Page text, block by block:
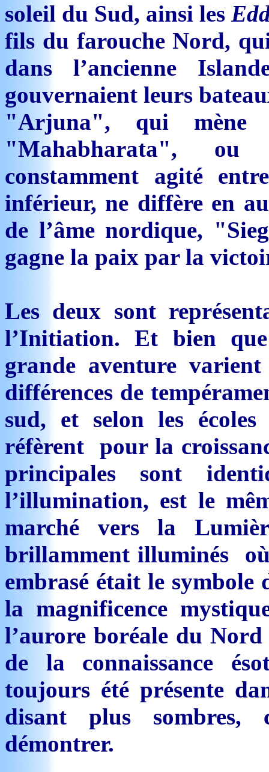
soleil du Sud, ainsi les
fils du farouche Nord,
dans l’ancienne
gouvernaient leurs
"Arjuna", qui mène
"Mahabharata",
constamment agité
inférieur, ne diffère en
de l’âme nordique,
gagne la paix par la
Les deux sont
l’Initiation. Et bien que
grande aventure
différences de
sud, et selon les
réfèrent pour la
principales sont
l’illumination, est le
marché vers la
brillamment illuminés
embrasé était le symbole
la magnificence
l’aurore boréale du
de la connaissance
toujours été présente
disant plus sombres,
démontrer.